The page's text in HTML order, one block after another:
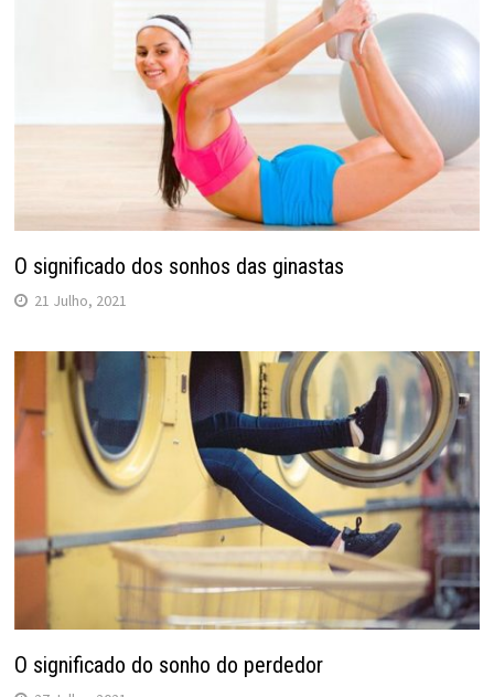
O significado dos sonhos das ginastas
21 Julho, 2021
O significado do sonho do perdedor